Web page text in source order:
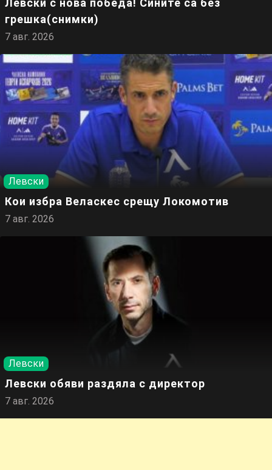
грешка(снимки)
7 авг. 2026
Левски
Кои избра Веласкес срещу Локомотив
7 авг. 2026
Левски
Левски обяви раздяла с директор
7 авг. 2026